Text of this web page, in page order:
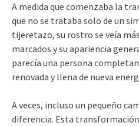
A medida que comenzaba la
que no se trataba solo de un
tijeretazo, su rostro se veía
marcados y su apariencia
parecía una persona
renovada y llena de nueva
A veces, incluso un pequeño
diferencia. Esta